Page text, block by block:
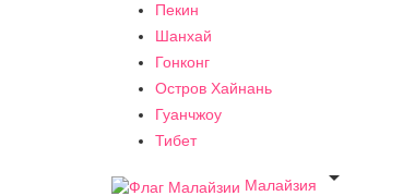
Пекин
Шанхай
Гонконг
Остров Хайнань
Гуанчжоу
Тибет
Малайзия
